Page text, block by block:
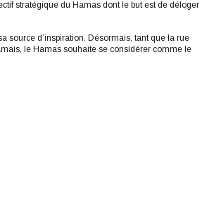
stratégique du Hamas dont le but est de déloger
source d’inspiration. Désormais, tant que la rue
le Hamas souhaite se considérer comme le